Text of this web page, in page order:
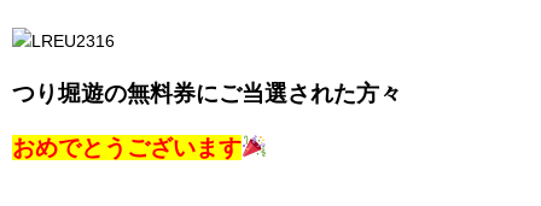
つり堀遊の無料券にご当選された方々
おめでとうございます